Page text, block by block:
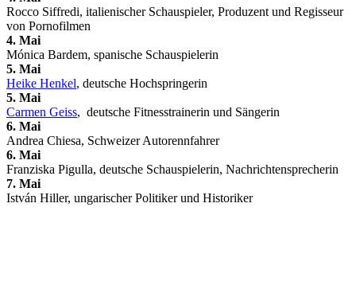
Rocco Siffredi, italienischer Schauspieler, Produzent und Regisseur
von Pornofilmen
4. Mai
Mónica Bardem, spanische Schauspielerin
5. Mai
Heike Henkel, deutsche Hochspringerin
5. Mai
Carmen Geiss, deutsche Fitnesstrainerin und Sängerin
6. Mai
Andrea Chiesa, Schweizer Autorennfahrer
6. Mai
Franziska Pigulla, deutsche Schauspielerin, Nachrichtensprecherin
7. Mai
István Hiller, ungarischer Politiker und Historiker